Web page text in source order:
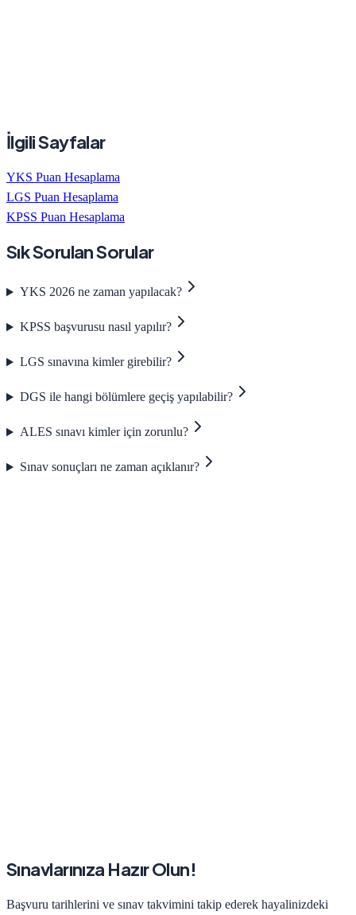
İlgili Sayfalar
YKS Puan Hesaplama
LGS Puan Hesaplama
KPSS Puan Hesaplama
Sık Sorulan Sorular
YKS 2026 ne zaman yapılacak?
KPSS başvurusu nasıl yapılır?
LGS sınavına kimler girebilir?
DGS ile hangi bölümlere geçiş yapılabilir?
ALES sınavı kimler için zorunlu?
Sınav sonuçları ne zaman açıklanır?
Sınavlarınıza Hazır Olun!
Başvuru tarihlerini ve sınav takvimini takip ederek hayalinizdeki